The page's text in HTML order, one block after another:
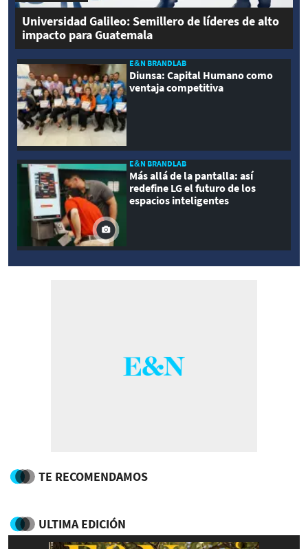
Universidad Galileo: Semillero de líderes de alto
impacto para Guatemala
E&N BRANDLAB
Diunsa: Capital Humano como
ventaja competitiva
E&N BRANDLAB
Más allá de la pantalla: así
redefine LG el futuro de los
espacios inteligentes
TE RECOMENDAMOS
ULTIMA EDICIÓN